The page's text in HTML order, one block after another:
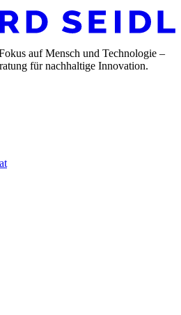
auf Mensch und Technologie –
für nachhaltige Innovation.